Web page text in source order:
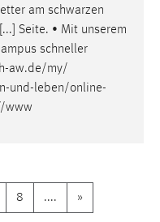
am schwarzen
Seite. • Mit unserem
schneller
aw.de/my/
und-leben/online-
www
8 .... »